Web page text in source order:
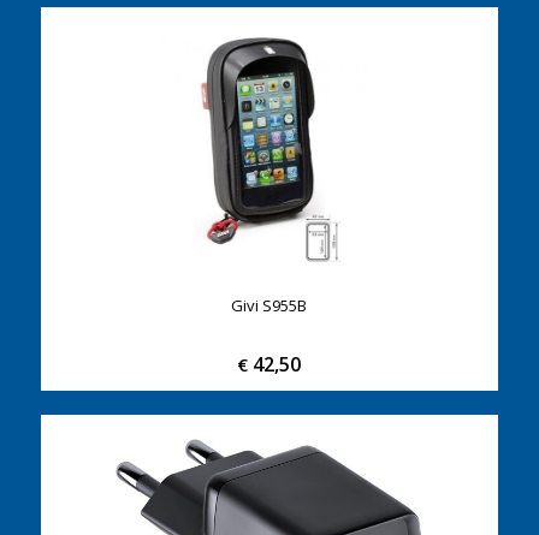
Givi S955B
€ 42,50